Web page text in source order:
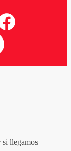
si llegamos